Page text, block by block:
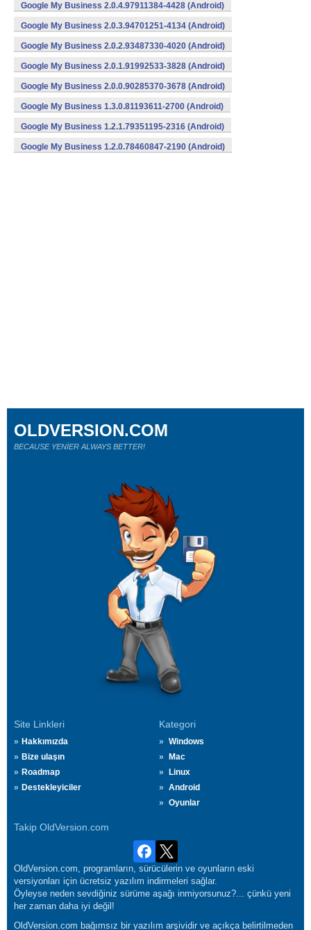
Google My Business 2.0.4.97911384-4428 (Android)
Google My Business 2.0.3.94701251-4134 (Android)
Google My Business 2.0.2.93487330-4020 (Android)
Google My Business 2.0.1.91992533-3828 (Android)
Google My Business 2.0.0.90285370-3678 (Android)
Google My Business 1.3.0.81193611-2700 (Android)
Google My Business 1.2.1.79351195-2316 (Android)
Google My Business 1.2.0.78460847-2190 (Android)
Site Linkleri
Hakkımızda
Bize ulaşın
Roadmap
Destekleyiciler
Kategori
Windows
Mac
Linux
Android
Oyunlar
Takip OldVersion.com
OLDVERSION.COM
BECAUSE YENİER ALWAYS BETTER!
OldVersion.com, programların, sürücülerin ve oyunların eski
versiyonları için ücretsiz yazılım indirmeleri sağlar.
Öyleyse neden sevdiğiniz sürüme aşağı inmiyorsunuz?... çünkü yeni
her zaman daha iyi değil!
OldVersion.com bağımsız bir yazılım arşividir ve açıkça belirtilmeden